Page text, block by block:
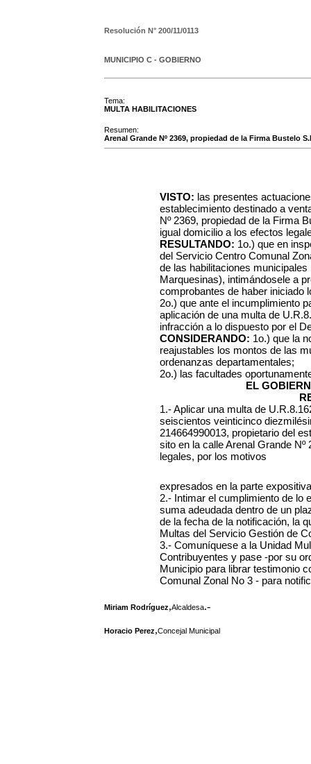
Resolución N° 200/11/0113
MUNICIPIO C - GOBIERNO
Tema:
MULTA HABILITACIONES
Resumen:
Arenal Grande Nº 2369, propiedad de la Firma Bustelo
VISTO: las presentes
establecimiento destinado a
Nº 2369, propiedad de la Firma
igual domicilio a los efectos
RESULTANDO: 1o.) que en
del Servicio Centro Comunal
de las habilitaciones
Marquesinas), intimándosele a
comprobantes de haber iniciado
2o.) que ante el incumplimiento
aplicación de una multa de
infracción a lo dispuesto por el
CONSIDERANDO: 1o.) que la
reajustables los montos de las
ordenanzas departamentales;
2o.) las facultades
EL
1.- Aplicar una multa de
seiscientos veinticinco
214664990013, propietario del
sito en la calle Arenal Grande
legales, por los motivos
expresados en la parte
2.- Intimar el cumplimiento de lo
suma adeudada dentro de un
de la fecha de la notificación, la
Multas del Servicio Gestión de
3.- Comuníquese a la Unidad
Contribuyentes y pase -por su
Municipio para librar testimonio
Comunal Zonal No 3 - para
Miriam Rodríguez,Alcaldesa.-
Horacio Perez,Concejal Municipal